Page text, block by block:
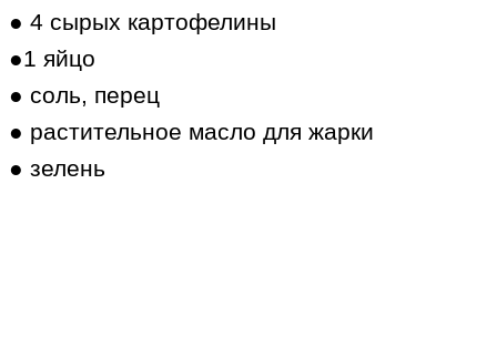
● 4 сырых картофелины
●1 яйцо
● соль, перец
● растительное масло для жарки
● зелень